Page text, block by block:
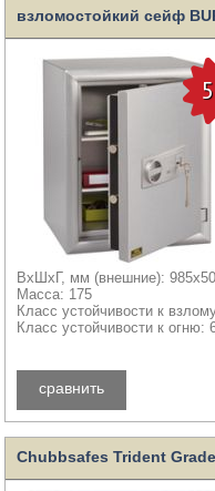
взломостойкий сейф
ВхШхГ, мм (внешние):
Масса: 175
Класс устойчивости к
Класс устойчивости к огню:
сравнить
Chubbsafes Trident